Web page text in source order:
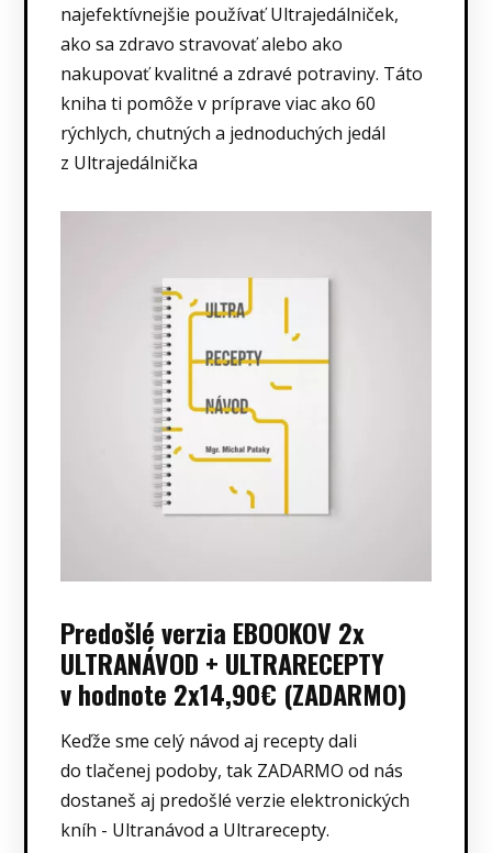
najefektívnejšie používať Ultrajedálniček,
ako sa zdravo stravovať alebo ako
nakupovať kvalitné a zdravé potraviny. Táto
kniha ti pomôže v príprave viac ako 60
rýchlych, chutných a jednoduchých jedál
z Ultrajedálnička
Predošlé verzia EBOOKOV 2x
ULTRANÁVOD + ULTRARECEPTY
v hodnote 2x14,90€ (ZADARMO)
Keďže sme celý návod aj recepty dali
do tlačenej podoby, tak ZADARMO od nás
dostaneš aj predošlé verzie elektronických
kníh - Ultranávod a Ultrarecepty.